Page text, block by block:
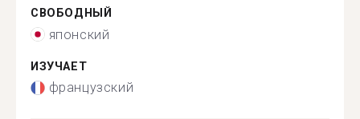
СВОБОДНЫЙ
японский
ИЗУЧАЕТ
французский